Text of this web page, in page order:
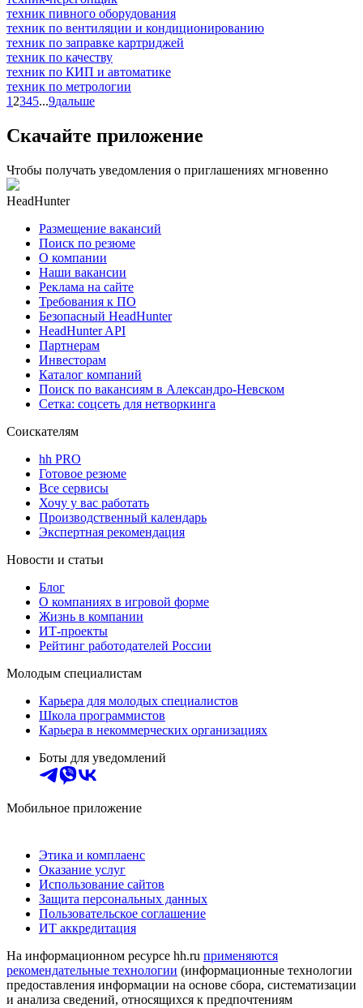
техник пивного оборудования
техник по вентиляции и кондиционированию
техник по заправке картриджей
техник по качеству
техник по КИП и автоматике
техник по метрологии
1 2345...9дальше
Скачайте приложение
Чтобы получать уведомления о приглашениях мгновенно
HeadHunter
Размещение вакансий
Поиск по резюме
О компании
Наши вакансии
Реклама на сайте
Требования к ПО
Безопасный HeadHunter
HeadHunter API
Партнерам
Инвесторам
Каталог компаний
Поиск по вакансиям в Александро-Невском
Сетка: соцсеть для нетворкинга
Соискателям
hh PRO
Готовое резюме
Все сервисы
Хочу у вас работать
Производственный календарь
Экспертная рекомендация
Новости и статьи
Блог
О компаниях в игровой форме
Жизнь в компании
ИТ-проекты
Рейтинг работодателей России
Молодым специалистам
Карьера для молодых специалистов
Школа программистов
Карьера в некоммерческих организациях
Боты для уведомлений
Мобильное приложение
Этика и комплаенс
Оказание услуг
Использование сайтов
Защита персональных данных
Пользовательское соглашение
ИТ аккредитация
На информационном ресурсе hh.ru применяются
рекомендательные технологии (информационные технологии
предоставления информации на основе сбора, систематизации
и анализа сведений, относящихся к предпочтениям